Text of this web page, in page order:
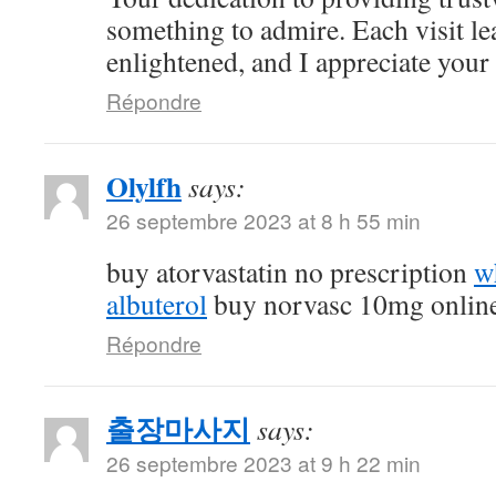
something to admire. Each visit
enlightened, and I appreciate
Répondre
Olylfhsays:
26 septembre 2023 at 8 h 55 min
buy atorvastatin no prescription
albuterolbuy norvasc 10mg
Répondre
출장마사지 says:
26 septembre 2023 at 9 h 22 min